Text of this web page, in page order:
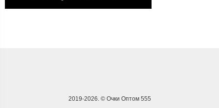
2019-2026. © Очки Оптом 555